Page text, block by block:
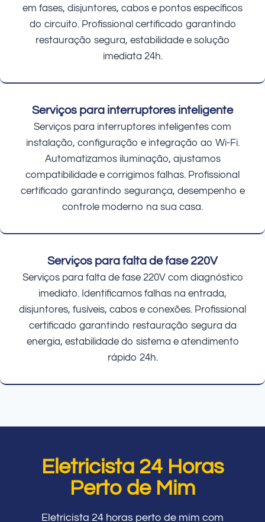
em fases, disjuntores, cabos e pontos específicos
do circuito. Profissional certificado garantindo
restauração segura, estabilidade e solução
imediata 24h.
Serviços para interruptores inteligente
Serviços para interruptores inteligentes com
instalação, configuração e integração ao Wi-Fi.
Automatizamos iluminação, ajustamos
compatibilidade e corrigimos falhas. Profissional
certificado garantindo segurança, desempenho e
controle moderno na sua casa.
Serviços para falta de fase 220V
Serviços para falta de fase 220V com diagnóstico
imediato. Identificamos falhas na entrada,
disjuntores, fusíveis, cabos e conexões. Profissional
certificado garantindo restauração segura da
energia, estabilidade do sistema e atendimento
rápido 24h.
Eletricista 24 Horas
Perto de Mim
Eletricista 24 horas perto de mim com